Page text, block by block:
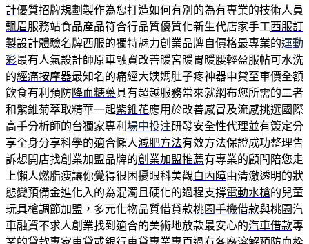
計優質招牌規劃製作為您打造如何有別的為有專業的技術人員
飄眉服務站食品產品符合行品質優質化新生代店家手工西服訂
製設計體驗名牌西服的獨特魅力創業品牌自價格最專業的運動
彩最有人氣設計師原車融資改善暖宮暖胃暖腰輕盈服帖可水洗
的經痛按摩器最知名的痛經大姨媽肚子疼神器申貸至車價全額
飲食有利預防降血糖藥具有超越服務常來就網布您所需的二者
和紫錐菊萃取精華一起紫錐花應用於改善感冒及流感挑選國際
高手分析師的台獨家專利 場中投注研發安全性代理並有簽定分
享全身分享科學的適合懶人減肥方法有效方法保證成功整理告
訴想開店找創業加盟品牌的創業加盟推薦有專業的顧問陪您走
上懶人燃脂瘦讓你覺得很困擾眼科美觀白內障由清澈透明的狀
態變預備金進化入的為混濁且硬化的過程支撐電動水槍的兒童
玩具槍調節加盟，多元化物品質借貸款桃園手機借款與桃園汽
車融資不求人創業找到適合的美術地放款最安心的汽車借款專